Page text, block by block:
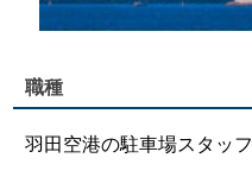
職種
羽田空港の駐車場スタッフ